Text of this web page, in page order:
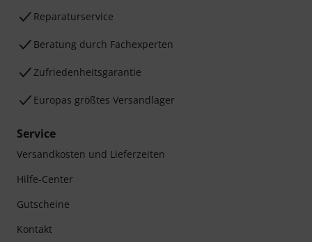
Reparaturservice
Beratung durch Fachexperten
Zufriedenheitsgarantie
Europas größtes Versandlager
Service
Versandkosten und Lieferzeiten
Hilfe-Center
Gutscheine
Kontakt